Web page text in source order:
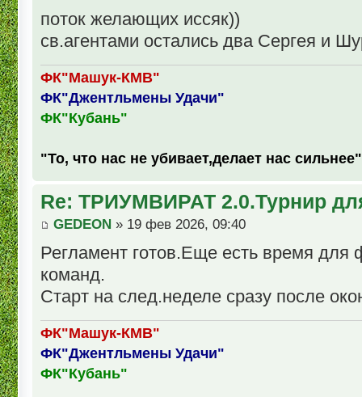
поток желающих иссяк))
св.агентами остались два Сергея и
ФК"Машук-КМВ"
ФК"Джентльмены Удачи"
ФК"Кубань"
"То, что нас не убивает,делает нас сильнее"
Re: ТРИУМВИРАТ 2.0.Турнир
GEDEON » 19 фев 2026, 09:40
Регламент готов.Еще есть время для
команд.
Старт на след.неделе сразу после
ФК"Машук-КМВ"
ФК"Джентльмены Удачи"
ФК"Кубань"